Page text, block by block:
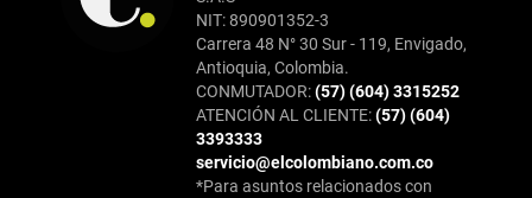
NIT: 890901352-3
Carrera 48 N° 30 Sur - 119, Envigado,
Antioquia, Colombia.
CONMUTADOR:(57) (604) 3315252
ATENCIÓN AL CLIENTE:(57) (604)
3393333
servicio@elcolombiano.com.co
*Para asuntos relacionados con